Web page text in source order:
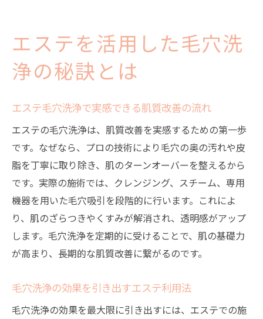
エステを活用した毛穴洗
浄の秘訣とは
エステ毛穴洗浄で実感できる肌質改善の流れ
エステの毛穴洗浄は、肌質改善を実感するための第一歩
です。なぜなら、プロの技術により毛穴の奥の汚れや皮
脂を丁寧に取り除き、肌のターンオーバーを整えるから
です。実際の施術では、クレンジング、スチーム、専用
機器を用いた毛穴吸引を段階的に行います。これによ
り、肌のざらつきやくすみが解消され、透明感がアップ
します。毛穴洗浄を定期的に受けることで、肌の基礎力
が高まり、長期的な肌質改善に繋がるのです。
毛穴洗浄の効果を引き出すエステ利用法
毛穴洗浄の効果を最大限に引き出すには、エステでの施